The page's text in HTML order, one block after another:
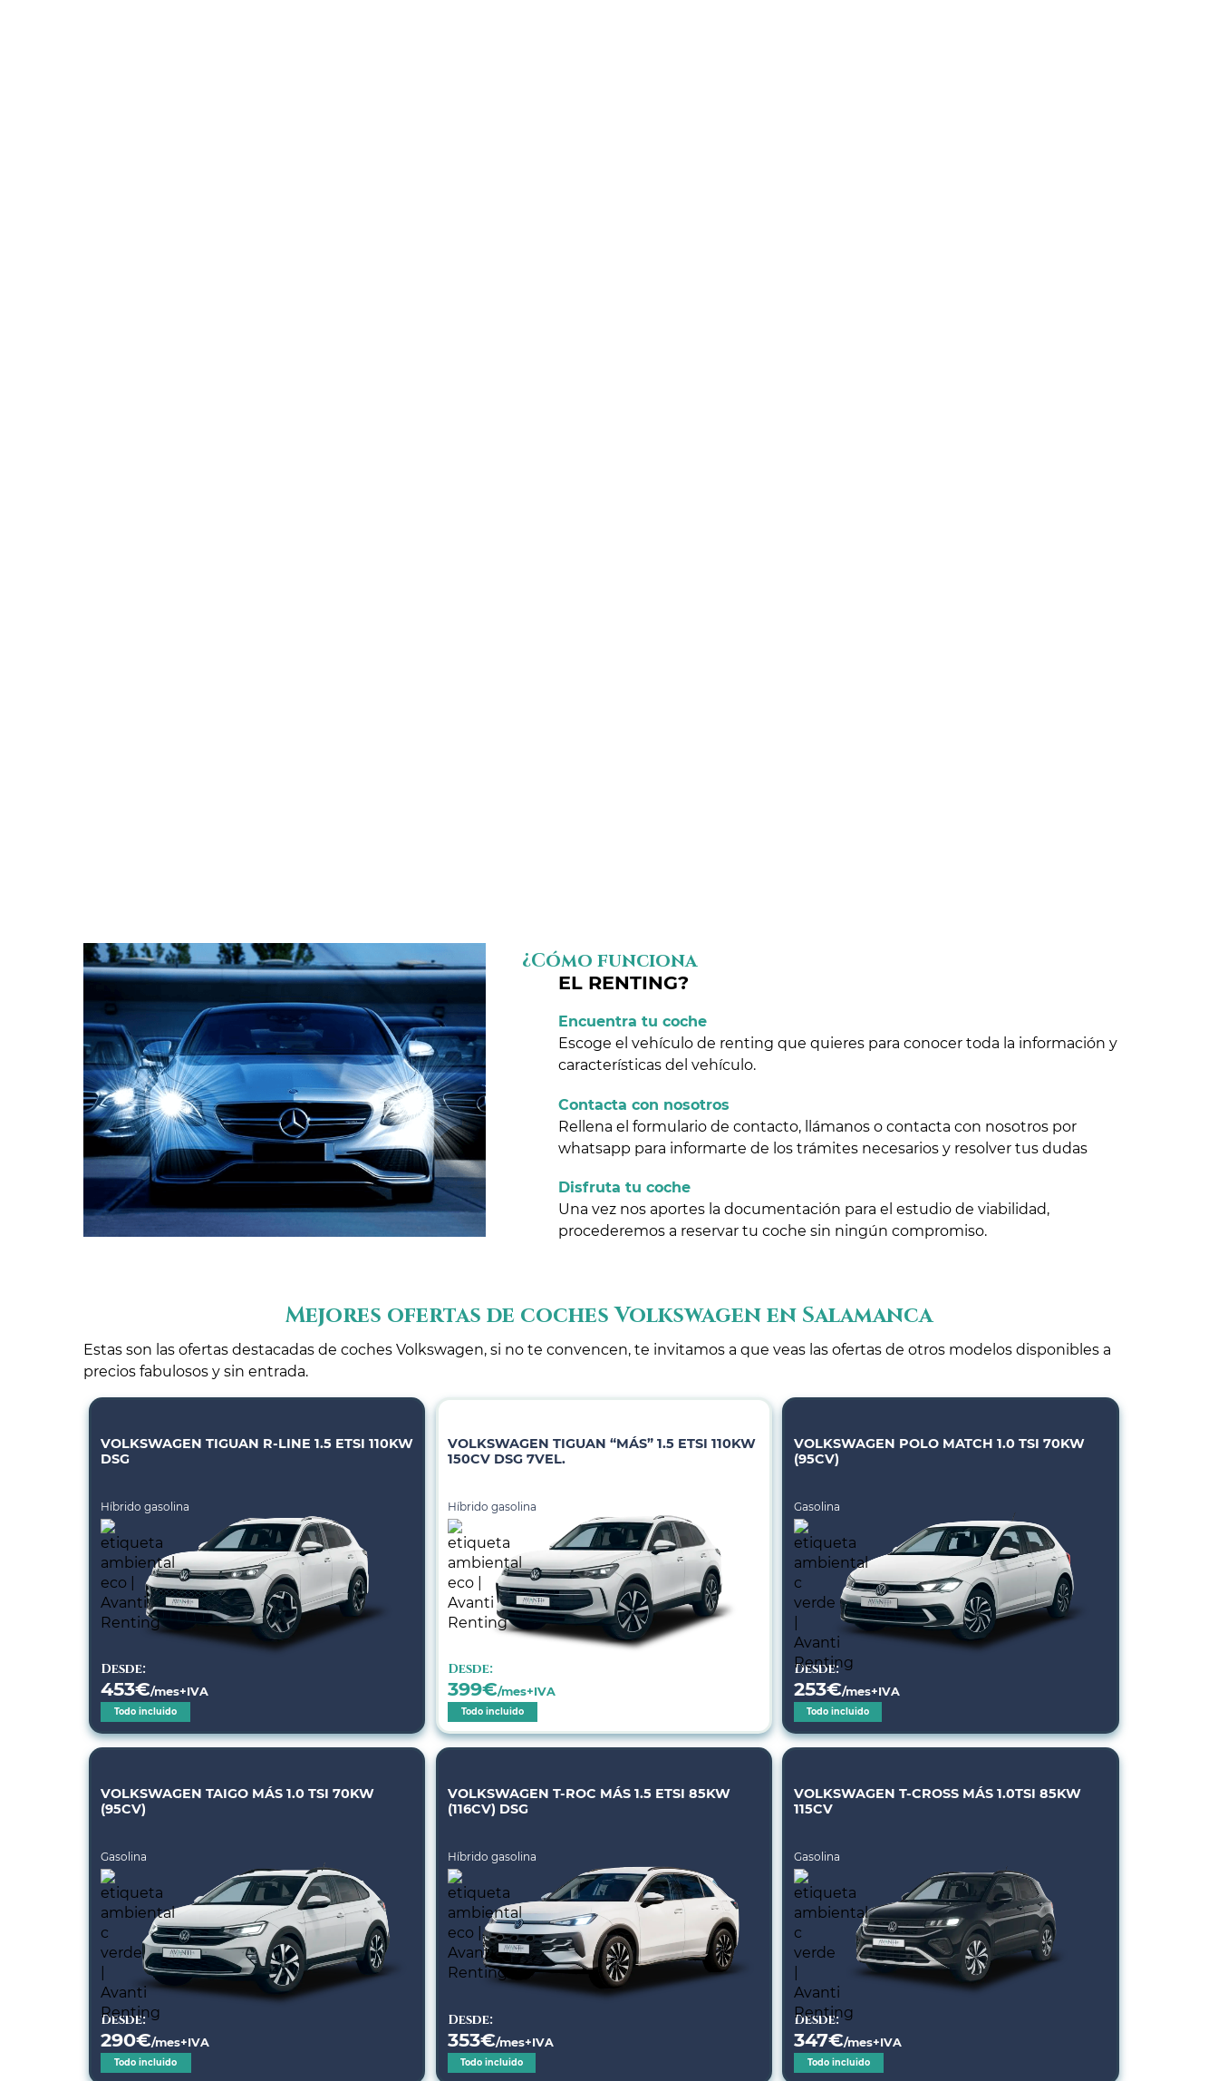
¿Cómo funciona
EL RENTING?
Encuentra tu coche
Escoge el vehículo de renting que quieres para conocer toda la información y
características del vehículo.
Contacta con nosotros
Rellena el formulario de contacto, llámanos o contacta con nosotros por
whatsapp para informarte de los trámites necesarios y resolver tus dudas
Disfruta tu coche
Una vez nos aportes la documentación para el estudio de viabilidad,
procederemos a reservar tu coche sin ningún compromiso.
Mejores ofertas de coches Volkswagen en Salamanca
Estas son las ofertas destacadas de coches Volkswagen, si no te convencen, te invitamos a que veas las ofertas de otros modelos disponibles a
precios fabulosos y sin entrada.
VOLKSWAGEN TIGUAN R-LINE 1.5 ETSI 110KW
DSG
Híbrido gasolina
Desde:
453€/mes+IVA
Todo incluido
VOLKSWAGEN TIGUAN “MÁS” 1.5 ETSI 110KW
150CV DSG 7VEL.
Híbrido gasolina
Desde:
399€/mes+IVA
Todo incluido
VOLKSWAGEN POLO MATCH 1.0 TSI 70KW
(95CV)
Gasolina
Desde:
253€/mes+IVA
Todo incluido
VOLKSWAGEN TAIGO MÁS 1.0 TSI 70KW
(95CV)
Gasolina
Desde:
290€/mes+IVA
Todo incluido
VOLKSWAGEN T-ROC MÁS 1.5 ETSI 85KW
(116CV) DSG
Híbrido gasolina
Desde:
353€/mes+IVA
Todo incluido
VOLKSWAGEN T-CROSS MÁS 1.0TSI 85KW
115CV
Gasolina
Desde:
347€/mes+IVA
Todo incluido